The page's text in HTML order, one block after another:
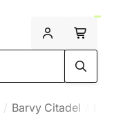
Barvy Citadel